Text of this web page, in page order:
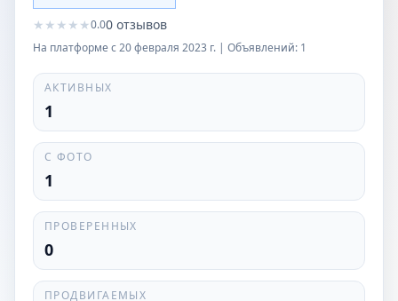
★ ★ ★ ★ ★0.00 отзывов
На платформе с20 февраля 2023 г. | Объявлений: 1
АКТИВНЫХ
1
С ФОТО
1
ПРОВЕРЕННЫХ
0
ПРОДВИГАЕМЫХ